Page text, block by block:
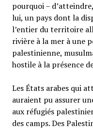
pourquoi –
lui, un pays dont la
l’entier du territoire
rivière à la mer à une
palestinienne,
hostile à la présence
Les États arabes qui
auraient pu assurer
aux réfugiés
des camps. Des